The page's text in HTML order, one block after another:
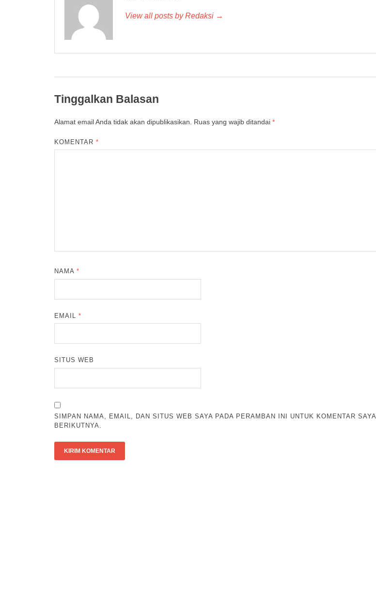
View all posts by Redaksi →
Tinggalkan Balasan
Alamat email Anda tidak akan dipublikasikan. Ruas yang wajib ditandai *
KOMENTAR*
NAMA*
EMAIL*
SITUS WEB
SIMPAN NAMA, EMAIL, DAN SITUS WEB SAYA PADA PERAMBAN INI UNTUK KOMENTAR SAYA
BERIKUTNYA.